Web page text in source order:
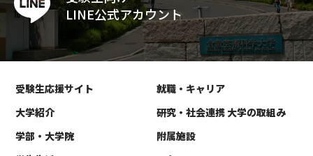
LINE公式アカウント
受験生応援サイト
大学紹介
学部・大学院
就職・キャリア
研究・社会連携 大学の取組み
附属施設